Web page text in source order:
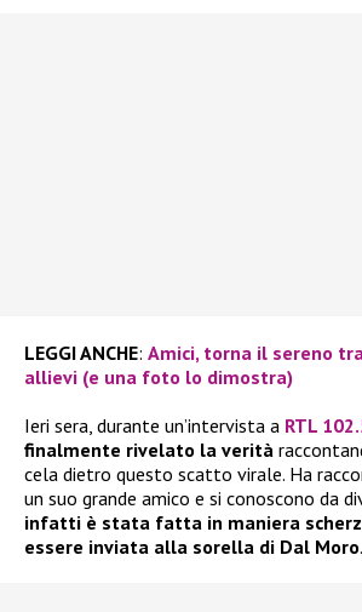
LEGGI ANCHE: Amici, torna il sereno
allievi (e una foto lo dimostra)
Ieri sera, durante un’intervista a RTL
finalmente rivelato la verità
cela dietro questo scatto virale. Ha
un suo grande amico e si conoscono da
infatti è stata fatta in maniera
essere inviata alla sorella di Dal Moro.